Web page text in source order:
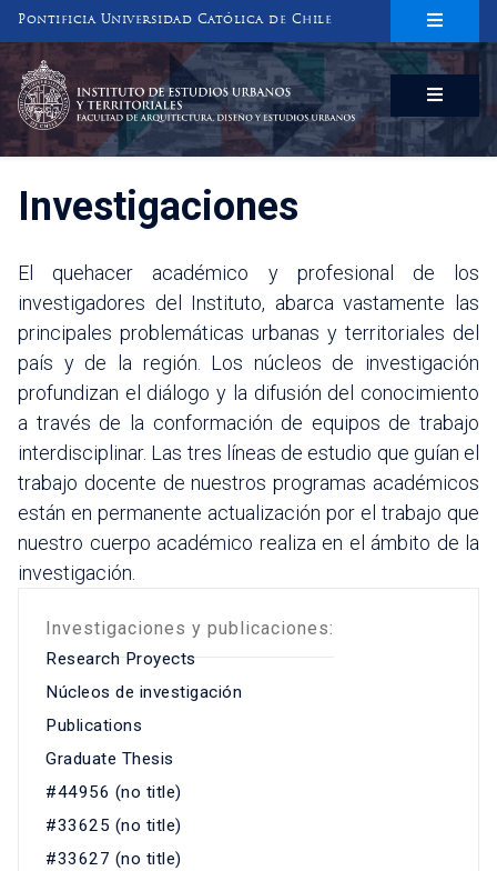
Pontificia Universidad Católica de Chile
INSTITUTO DE ESTUDIOS URBANOS
Y TERRITORIALES
FACULTAD DE ARQUITECTURA, DISEÑO Y ESTUDIOS URBANOS
Investigaciones
El quehacer académico y profesional de los
investigadores del Instituto, abarca vastamente las
principales problemáticas urbanas y territoriales del
país y de la región. Los núcleos de investigación
profundizan el diálogo y la difusión del conocimiento
a través de la conformación de equipos de trabajo
interdisciplinar. Las tres líneas de estudio que guían el
trabajo docente de nuestros programas académicos
están en permanente actualización por el trabajo que
nuestro cuerpo académico realiza en el ámbito de la
investigación.
Investigaciones y publicaciones:
Research Proyects
Núcleos de investigación
Publications
Graduate Thesis
#44956 (no title)
#33625 (no title)
#33627 (no title)